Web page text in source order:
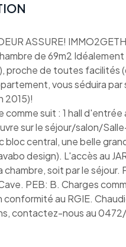
ASSURE!
de 69m2
proche de toutes
vous séduira
2015)!
comme suit : 1 hall
sur le séjour/salon/
bloc central, une belle
design). L'accès au
chambre, soit par le
PEB: B. Charges
au RGIE.
contactez-nous au